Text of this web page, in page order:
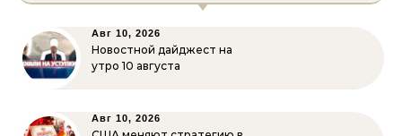
Авг 10, 2026
Новостной дайджест на
утро 10 августа
Авг 10, 2026